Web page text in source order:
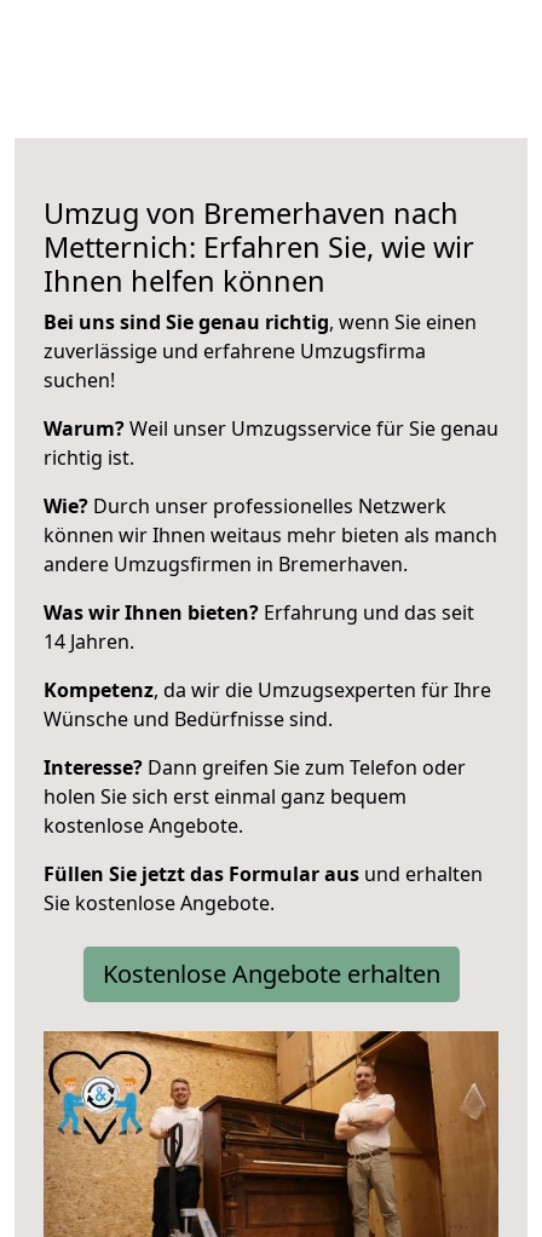
Umzug von Bremerhaven nach
Metternich: Erfahren Sie, wie wir
Ihnen helfen können
Bei uns sind Sie genau richtig, wenn Sie einen
zuverlässige und erfahrene Umzugsfirma
suchen!
Warum?Weil unser Umzugsservice für Sie genau
richtig ist.
Wie? Durch unser professionelles Netzwerk
können wir Ihnen weitaus mehr bieten als manch
andere Umzugsfirmen in Bremerhaven.
Was wir Ihnen bieten? Erfahrung und das seit
14 Jahren.
Kompetenz, da wir die Umzugsexperten für Ihre
Wünsche und Bedürfnisse sind.
Interesse? Dann greifen Sie zum Telefon oder
holen Sie sich erst einmal ganz bequem
kostenlose Angebote.
Füllen Sie jetzt das Formular aus und erhalten
Sie kostenlose Angebote.
Kostenlose Angebote erhalten